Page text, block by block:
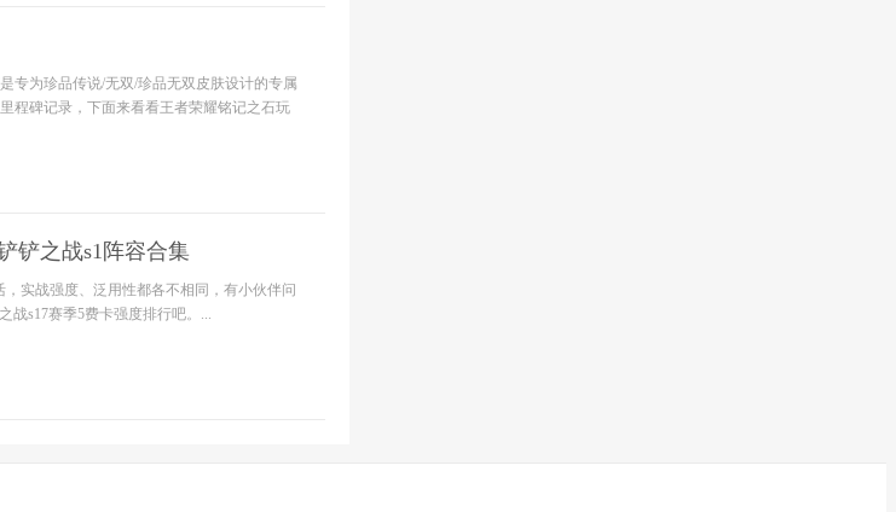
专为珍品传说/无双/珍品无双皮肤设计的专属
程碑记录，下面来看看王者荣耀铭记之石玩
铲之战s1阵容合集
实战强度、泛用性都各不相同，有小伙伴问
战s17赛季5费卡强度排行吧。...